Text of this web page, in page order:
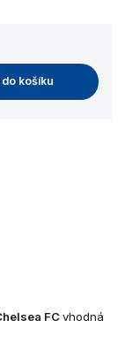
do košíku
FCvhodná